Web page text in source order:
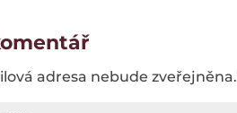
adresa nebude zveřejněna.